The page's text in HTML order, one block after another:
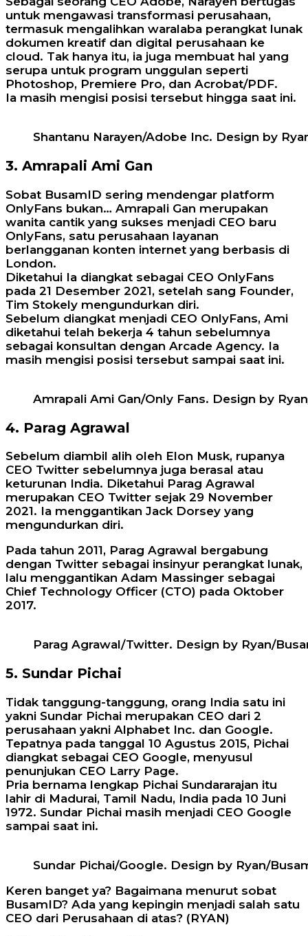
untuk mengawasi transformasi perusahaan,
termasuk mengalihkan waralaba perangkat lunak
dokumen kreatif dan digital perusahaan ke
cloud. Tak hanya itu, ia juga membuat hal yang
serupa untuk program unggulan seperti
Photoshop, Premiere Pro, dan Acrobat/PDF.
Ia masih mengisi posisi tersebut hingga saat ini.
Shantanu Narayen/Adobe Inc. Design by
3. Amrapali Ami Gan
Sobat BusamID sering mendengar platform
OnlyFans bukan… Amrapali Gan merupakan
wanita cantik yang sukses menjadi CEO baru
OnlyFans, satu perusahaan layanan
berlangganan konten internet yang berbasis di
London.
Diketahui Ia diangkat sebagai CEO OnlyFans
pada 21 Desember 2021, setelah sang Founder,
Tim Stokely mengundurkan diri.
Sebelum diangkat menjadi CEO OnlyFans, Ami
diketahui telah bekerja 4 tahun sebelumnya
sebagai konsultan dengan Arcade Agency. Ia
masih mengisi posisi tersebut sampai saat ini.
Amrapali Ami Gan/Only Fans. Design by
4. Parag Agrawal
Sebelum diambil alih oleh Elon Musk, rupanya
CEO Twitter sebelumnya juga berasal atau
keturunan India. Diketahui Parag Agrawal
merupakan CEO Twitter sejak 29 November
2021. Ia menggantikan Jack Dorsey yang
mengundurkan diri.
Pada tahun 2011, Parag Agrawal bergabung
dengan Twitter sebagai insinyur perangkat lunak,
lalu menggantikan Adam Massinger sebagai
Chief Technology Officer (CTO) pada Oktober
2017.
Parag Agrawal/Twitter. Design by Ryan/
5. Sundar Pichai
Tidak tanggung-tanggung, orang India satu ini
yakni Sundar Pichai merupakan CEO dari 2
perusahaan yakni Alphabet Inc. dan Google.
Tepatnya pada tanggal 10 Agustus 2015, Pichai
diangkat sebagai CEO Google, menyusul
penunjukan CEO Larry Page.
Pria bernama lengkap Pichai Sundararajan itu
lahir di Madurai, Tamil Nadu, India pada 10 Juni
1972. Sundar Pichai masih menjadi CEO Google
sampai saat ini.
Sundar Pichai/Google. Design by Ryan/
Keren banget ya? Bagaimana menurut sobat
BusamID? Ada yang kepingin menjadi salah satu
CEO dari Perusahaan di atas? (RYAN)